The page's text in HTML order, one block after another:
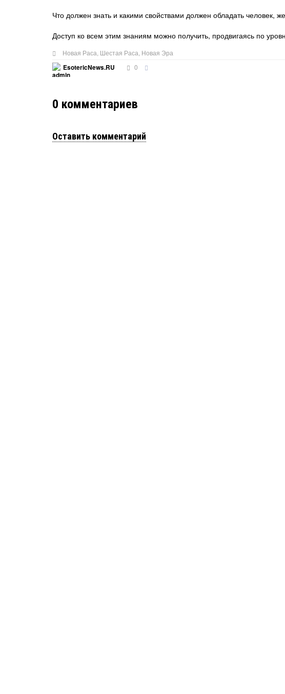
Что должен знать и какими свойствами должен обладать
Доступ ко всем этим знаниям можно получить, продвигаясь по
Новая Раса Шестая Раса Новая Эра
EsotericNews.RU
0
0 комментариев
Оставить комментарий